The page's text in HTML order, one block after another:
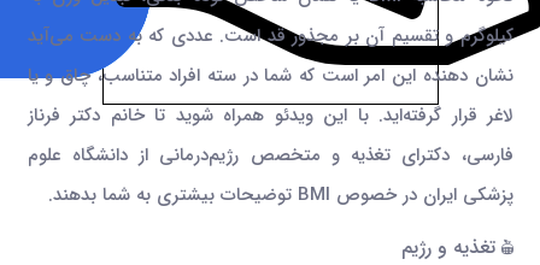
کیلوگرم و تقسیم آن بر مجذور قد است. عددی که به دست می‌آید
نشان دهنده این امر است که شما در سته افراد متناسب، چاق و یا
لاغر قرار گرفته‌اید. با این ویدئو همراه شوید تا خانم دکتر فرناز
فارسی، دکترای تغذیه و متخصص رژیم‌درمانی از دانشگاه علوم
پزشکی ایران در خصوص BMI توضیحات بیشتری به شما بدهند.
تغذیه و رژیم